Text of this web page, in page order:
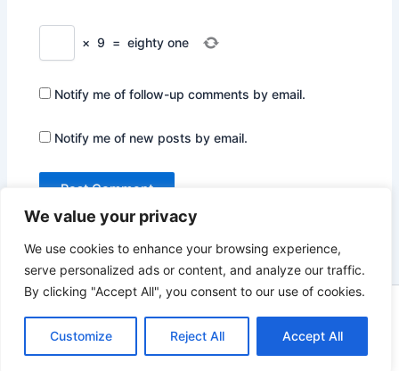
We value your privacy
We use cookies to enhance your browsing experience,
serve personalized ads or content, and analyze our traffic.
By clicking "Accept All", you consent to our use of cookies.
Customize Reject All Accept All
× 9 = eighty one
Notify me of follow-up comments by email.
Notify me of new posts by email.
Copyright © 2026 Not Only Hollywood | Powered byAstra
WordPress Theme